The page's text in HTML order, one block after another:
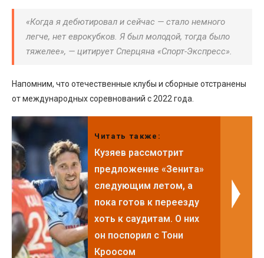
«Когда я дебютировал и сейчас — стало немного
легче, нет еврокубков. Я был молодой, тогда было
тяжелее», — цитирует Сперцяна «Спорт-Экспресс».
Напомним, что отечественные клубы и сборные отстранены
от международных соревнований с 2022 года.
Читать также:
Кузяев рассмотрит
предложение «Зенита»
следующим летом, а
пока готов к переезду
хоть к саудитам. О них
он поспорил с Тони
Кроосом